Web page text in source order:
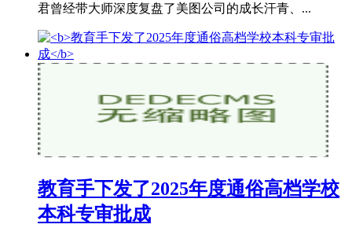
君曾经带大师深度复盘了美图公司的成长汗青、...
教育手下发了2025年度通俗高档学校
本科专审批成